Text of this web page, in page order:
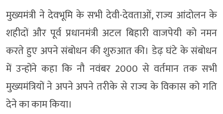
मुख्यमंत्री ने देवभूमि के सभी देवी-देवताओं, राज्य आंदोलन के
शहीदों और पूर्व प्रधानमंत्री अटल बिहारी वाजपेयी को नमन
करते हुए अपने संबोधन की शुरुआत की। डेढ़ घंटे के संबोधन
में उन्होंने कहा कि नौ नवंबर 2000 से वर्तमान तक सभी
मुख्यमंत्रियों ने अपने अपने तरीके से राज्य के विकास को गति
देने का काम किया।